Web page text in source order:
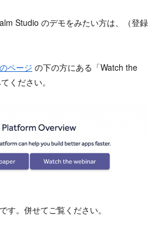
Studio のデモをみたい方は、（登録
ページ の下の方にある「Watch the
ください。
です。併せてご覧ください。